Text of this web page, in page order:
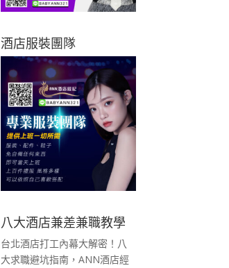
酒店服裝團隊
八大酒店兼差兼職教學
台北酒店打工內幕大解密！八
大求職避坑指南，ANN酒店經